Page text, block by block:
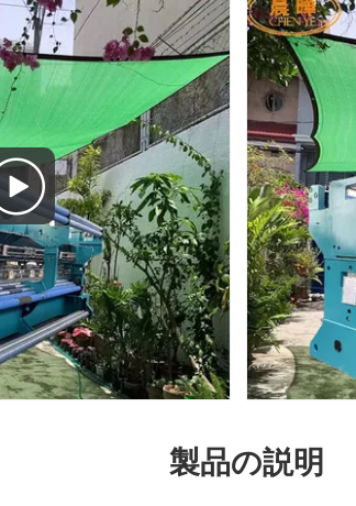
製品の説明